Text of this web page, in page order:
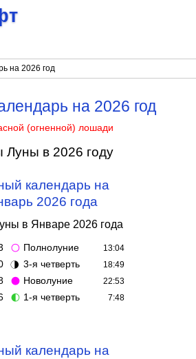
на 2026 год
на 2026 год
(огненной) лошади
Луны в 2026 году
календарь на
2026 года
в Январе 2026 года
🌕 Полнолуние 13:04
🌗 3-я четверть 18:49
🌑 Новолуние 22:53
🌓 1-я четверть 7:48
календарь на